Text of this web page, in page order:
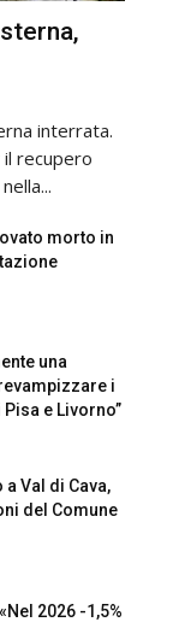
interrata.
recupero
morto in
una
i
e Livorno”
Val di Cava,
del Comune
2026 -1,5%